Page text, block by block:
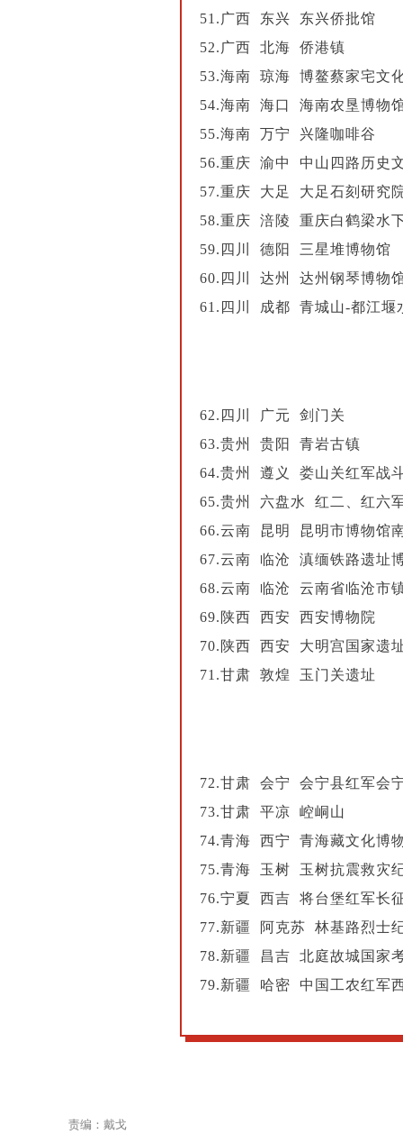
51.广西 东兴 东兴侨批馆
52.广西 北海 侨港镇
53.海南 琼海 博鳌蔡家宅文
54.海南 海口 海南农垦博物
55.海南 万宁 兴隆咖啡谷
56.重庆 渝中 中山四路历史
57.重庆 大足 大足石刻研究
58.重庆 涪陵 重庆白鹤梁水
59.四川 德阳 三星堆博物馆
60.四川 达州 达州钢琴博物
61.四川 成都 青城山-都江堰
62.四川 广元 剑门关
63.贵州 贵阳 青岩古镇
64.贵州 遵义 娄山关红军战
65.贵州 六盘水 红二、红六
66.云南 昆明 昆明市博物馆
67.云南 临沧 滇缅铁路遗址
68.云南 临沧 云南省临沧市
69.陕西 西安 西安博物院
70.陕西 西安 大明宫国家遗
71.甘肃 敦煌 玉门关遗址
72.甘肃 会宁 会宁县红军会
73.甘肃 平凉 崆峒山
74.青海 西宁 青海藏文化博
75.青海 玉树 玉树抗震救灾
76.宁夏 西吉 将台堡红军长
77.新疆 阿克苏 林基路烈士
78.新疆 昌吉 北庭故城国家
79.新疆 哈密 中国工农红军
责编：戴戈